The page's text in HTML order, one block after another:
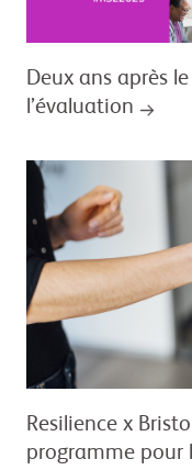
Deux ans après
l’évaluation
Resilience x
programme pour